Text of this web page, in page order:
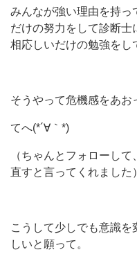
みんなが強い理由を持っ
だけの努力をして診断士
相応しいだけの勉強をし
そうやって危機感をあお
てへ(*´∀｀*)
（ちゃんとフォローし
直すと言ってくれました）
こうして少しでも意識
しいと願って。